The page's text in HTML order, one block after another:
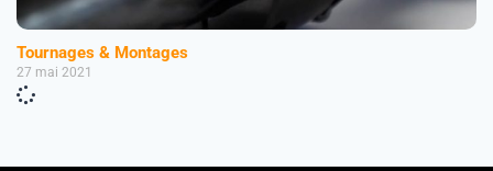
Tournages & Montages
27 mai 2021